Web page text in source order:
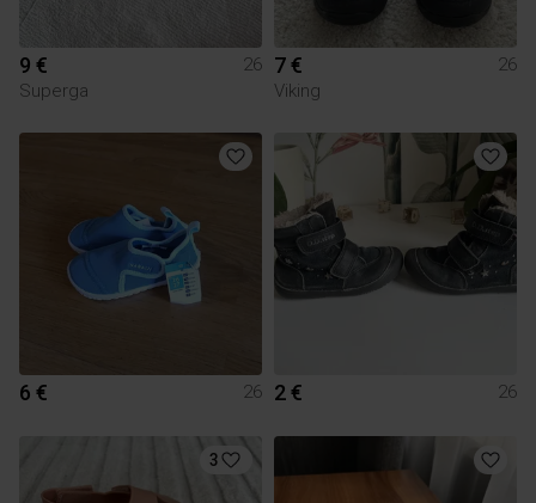
9 €
26
Superga
7 €
26
Viking
6 € 26 2 € 26
3